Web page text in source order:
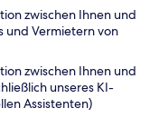
zwischen Ihnen und
und Vermietern von
zwischen Ihnen und
unseres KI-
Assistenten)